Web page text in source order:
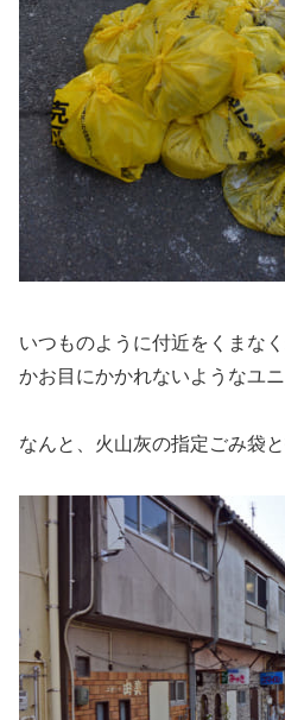
いつものように付近をくまな
かお目にかかれないようなユ
なんと、火山灰の指定ごみ袋と